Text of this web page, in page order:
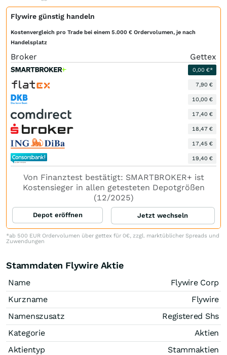
Flywire günstig handeln
Kostenvergleich pro Trade bei einem 5.000 € Ordervolumen, je nach
Handelsplatz
Broker Gettex
0,00 €*
7,90 €
10,00 €
17,40 €
18,47 €
17,45 €
19,40 €
Von Finanztest bestätigt: SMARTBROKER+ ist
Kostensieger in allen getesteten Depotgrößen
(12/2025)
Depot eröffnen Jetzt wechseln
*ab 500 EUR Ordervolumen über gettex für 0€, zzgl. marktüblicher Spreads und
Zuwendungen
Stammdaten Flywire Aktie
Name
Flywire Corp
Kurzname
Flywire
Namenszusatz
Registered Shs
Kategorie
Aktien
Aktientyp
Stammaktien